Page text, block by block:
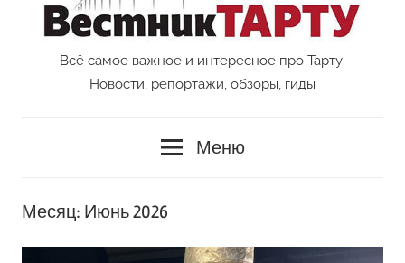
Vestnik
Всё самое важное и интересное про Тарту.
Новости, репортажи, обзоры, гиды
Меню
Месяц: Июнь 2026